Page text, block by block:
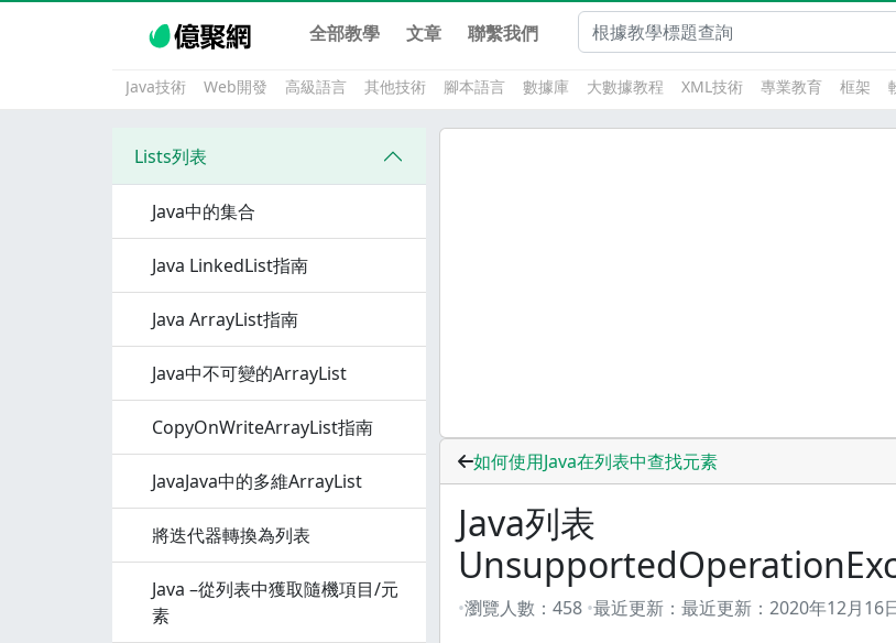
全部教學 文章 聯繫我們
Java技術 Web開發 高級語言 其他技術 腳本語言 數據庫 大數據教程 XML技術 專業教育 框架
Lists列表
Java中的集合
Java LinkedList指南
Java ArrayList指南
Java中不可變的ArrayList
CopyOnWriteArrayList指南
JavaJava中的多維ArrayList
將迭代器轉換為列表
Java –從列表中獲取隨機項目/元
素
如何使用Java在列表中查找元素
Java列表
瀏覽人數： 458 最近更新： 最近更新： 2020年12月16